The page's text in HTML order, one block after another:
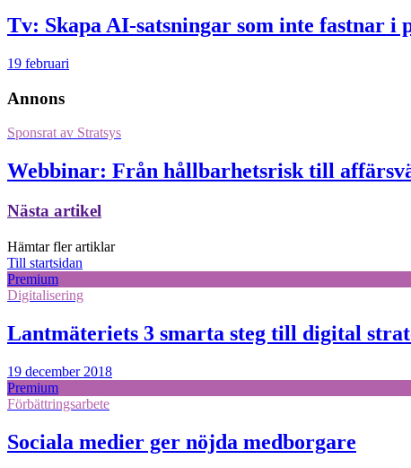
Tv: Skapa AI-satsningar som inte fastnar i
19 februari
Annons
Sponsrat av Stratsys
Webbinar: Från hållbarhetsrisk till
Nästa artikel
Hämtar fler artiklar
Till startsidan
Premium
Digitalisering
Lantmäteriets 3 smarta steg till digital
19 december 2018
Premium
Förbättringsarbete
Sociala medier ger nöjda medborgare